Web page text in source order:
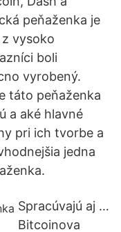
peňaženka je
vysoko
boli
vyrobený.
táto peňaženka
a aké hlavné
pri ich tvorbe a
jedna
Spracúvajú aj …
Bitcoinova